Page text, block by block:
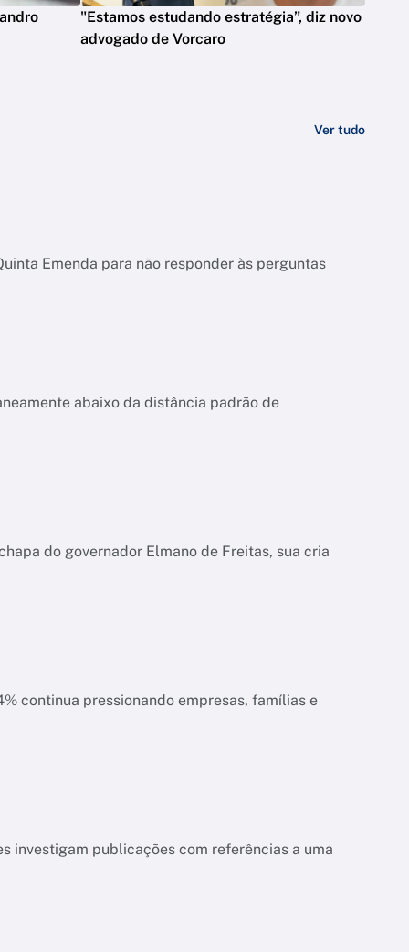
"Estamos estudando estratégia”, diz novo
advogado de Vorcaro
Ver tudo
Emenda para não responder às perguntas
abaixo da distância padrão de
do governador Elmano de Freitas, sua cria
e
investigam publicações com referências a uma